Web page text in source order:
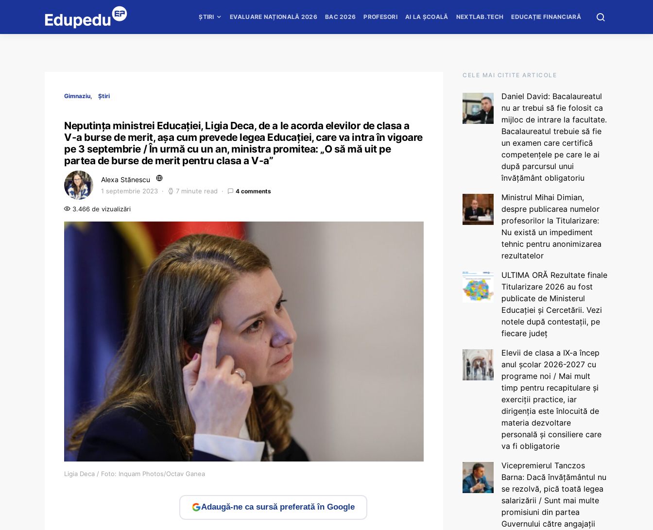
ȘTIRI EVALUARE NAȚIONALĂ 2026 BAC 2026 PROFESORI AI LA ȘCOALĂ NEXTLAB.TECH EDUCAȚIE FINANCIARĂ
Gimnaziu Știri
Neputința ministrei Educației, Ligia Deca, de a le acorda elevilor de clasa a
V-a burse de merit, așa cum prevede legea Educației, care va intra în vigoare
pe 3 septembrie / În urmă cu un an, ministra promitea: „O să mă uit pe
partea de burse de merit pentru clasa a V-a”
Alexa Stănescu
1 septembrie 2023 7 minute read 4 comments
3.466 de vizualizări
Ligia Deca / Foto: Inquam Photos/Octav Ganea
Adaugă-ne ca sursă preferată în Google
CELE MAI CITITE ARTICOLE
Daniel David: Bacalaureatul
nu ar trebui să fie folosit ca
mijloc de intrare la facultate.
Bacalaureatul trebuie să fie
un examen care certifică
competențele pe care le ai
după parcursul unui
învățământ obligatoriu
Ministrul Mihai Dimian,
despre publicarea numelor
profesorilor la Titularizare:
Nu există un impediment
tehnic pentru anonimizarea
rezultatelor
ULTIMA ORĂ Rezultate finale
Titularizare 2026 au fost
publicate de Ministerul
Educației și Cercetării. Vezi
notele după contestații, pe
fiecare județ
Elevii de clasa a IX-a încep
anul școlar 2026-2027 cu
programe noi / Mai mult
timp pentru recapitulare și
exerciții practice, iar
dirigenția este înlocuită de
materia dezvoltare
personală și consiliere care
va fi obligatorie
Vicepremierul Tanczos
Barna: Dacă învățământul nu
se rezolvă, pică toată legea
salarizării / Sunt mai multe
promisiuni din partea
Guvernului către angajații